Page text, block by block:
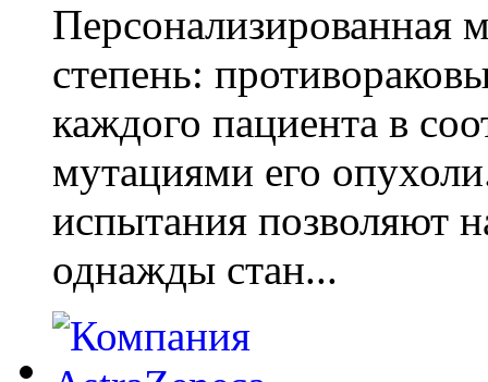
Персонализированная
степень:
каждого пациента в
мутациями его
испытания позволяют
однажды стан...